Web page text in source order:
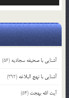
آشنایی با صحیفه سجادیه (56)
آشنایی با نهج البلاغه (392)
آیت الله بهجت (54)